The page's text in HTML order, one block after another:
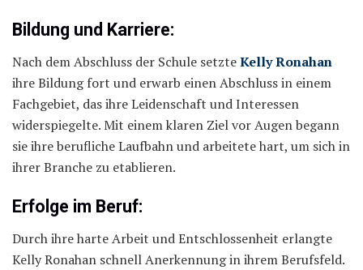
Bildung und Karriere:
Nach dem Abschluss der Schule setzteKelly Ronahan
ihre Bildung fort und erwarb einen Abschluss in einem
Fachgebiet, das ihre Leidenschaft und Interessen
widerspiegelte. Mit einem klaren Ziel vor Augen begann
sie ihre berufliche Laufbahn und arbeitete hart, um sich in
ihrer Branche zu etablieren.
Erfolge im Beruf:
Durch ihre harte Arbeit und Entschlossenheit erlangte
Kelly Ronahan schnell Anerkennung in ihrem Berufsfeld.